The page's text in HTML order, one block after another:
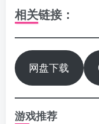
相关链接：
网盘下载
游戏推荐